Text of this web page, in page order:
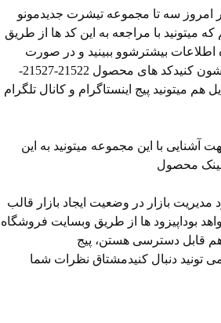
سه تا مجموعه تیشرت جدیدمونو
میتونید با مراجعه به این کد ها از طریق
بیشترشوو ببینید و در صورت
تمایل اقدام به خریدشون کنیدکد های محصول 21522-21527-
هم میتونید پیج اینستاگرام و کانال تلگرام
آشنایی با این مجموعه میتونید به این
محصول
بازار در وضعیت ایجاد بازار قالب
بوداپیزود ها از طریق ⁠⁠وبسایت فروشگاه⁠⁠
قابل دسترسی هستن، ⁠⁠پیج
تونید دنبال کنیدمشتاق نظرات شما